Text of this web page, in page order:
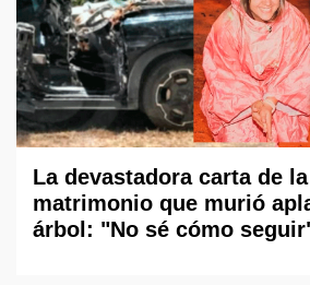
La devastadora carta de
matrimonio que murió
árbol: "No sé cómo